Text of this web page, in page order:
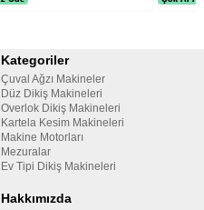
Kategoriler
Çuval Ağzı Makineler
Düz Dikiş Makineleri
Overlok Dikiş Makineleri
Kartela Kesim Makineleri
Makine Motorları
Mezuralar
Ev Tipi Dikiş Makineleri
Hakkımızda